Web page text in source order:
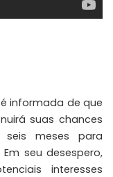
informada de que
suas chances
meses para
seu desespero,
interesses